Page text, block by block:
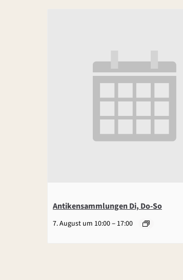
Antikensammlungen Di, Do-So
7. August um 10:00– 17:00